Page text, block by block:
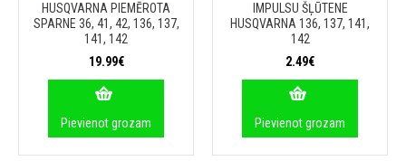
HUSQVARNA PIEMĒROTA
SPARNE 36, 41, 42, 136, 137,
141, 142
19.99€
Pievienot grozam
IMPULSU ŠĻŪTENE
HUSQVARNA 136, 137, 141,
142
2.49€
Pievienot grozam